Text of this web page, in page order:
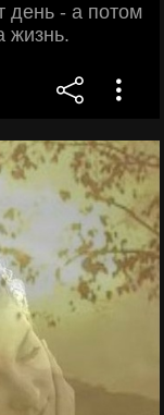
день - а потом
жизнь.